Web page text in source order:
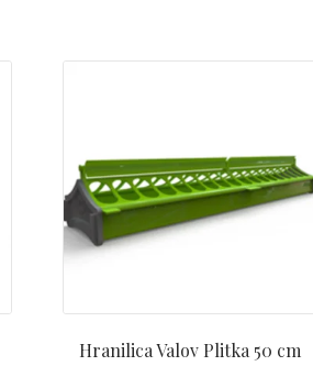
Hranilica Valov Plitka 50 cm